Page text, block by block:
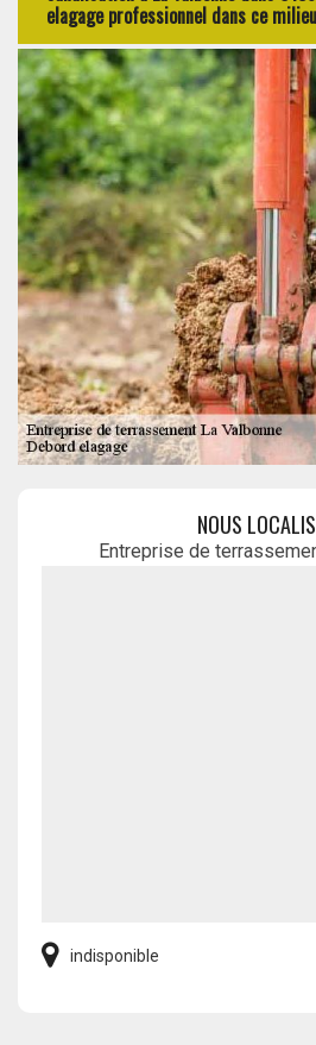
elagage professionnel dans ce
NOUS
Entreprise de
indisponible